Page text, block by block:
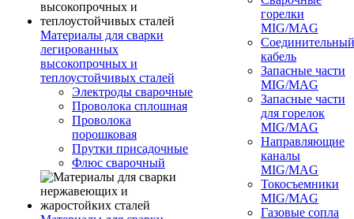
Материалы для сварки
легированных
высокопрочных и
теплоустойчивых сталей
Электроды сварочные
Проволока сплошная
Проволока
порошковая
Прутки присадочные
Флюс сварочный
горелки
MIG/MAG
Соединительный
кабель
Запасные части
MIG/MAG
Запасные части
для горелок
MIG/MAG
Направляющие
каналы
MIG/MAG
Токосъемники
MIG/MAG
Газовые сопла